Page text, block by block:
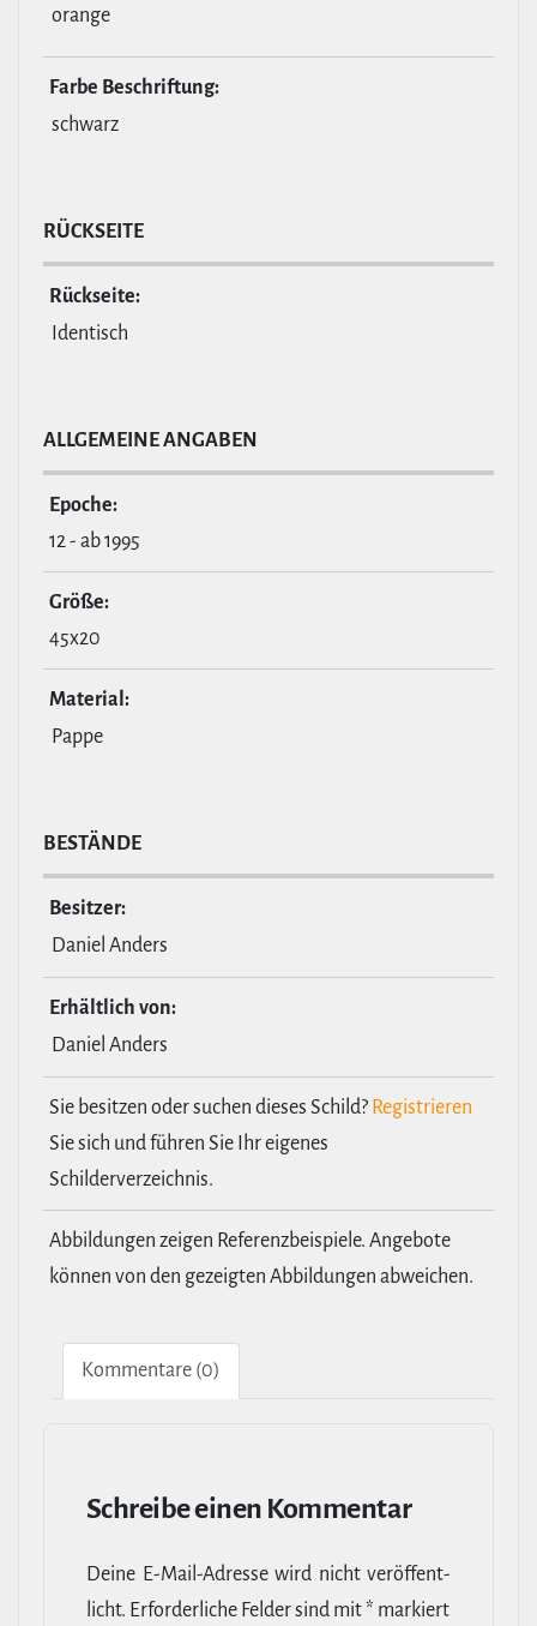
orange
Farbe Beschrif­tung:
schwarz
RÜCKSEITE
Rückseite:
Identisch
ALL­GE­MEINE ANGABEN
Epoche:
12 - ab 1995
Größe:
45x20
Material:
Pappe
BESTÄNDE
Besitzer:
Daniel Anders
Erhält­lich von:
Daniel Anders
Sie besitzen oder suchen dieses Schild? Registrieren
Sie sich und führen Sie Ihr eigenes
Schilderverzeichnis.
Abbildungen zeigen Referenzbeispiele. Angebote
können von den gezeigten Abbildungen abweichen.
Kom­men­tare (0)
Schreibe einen Kommentar
Deine E‑Mail-​Adresse wird nicht ver­öf­fent­
licht. Erfor­der­liche Felder sind mit* markiert